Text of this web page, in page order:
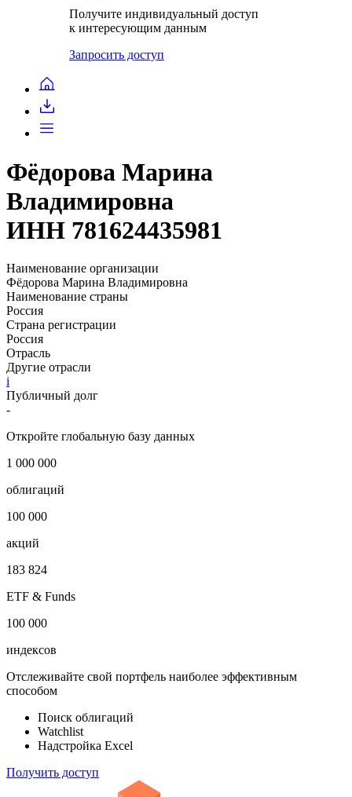
Получите индивидуальный доступ
к интересующим данным
Запросить доступ
Фёдорова Марина
Владимировна
ИНН 781624435981
Наименование организации
Фёдорова Марина Владимировна
Наименование страны
Россия
Страна регистрации
Россия
Отрасль
Другие отрасли
i
Публичный долг
-
Откройте глобальную базу данных
1 000 000
облигаций
100 000
акций
183 824
ETF & Funds
100 000
индексов
Отслеживайте свой портфель наиболее эффективным
способом
Поиск облигаций
Watchlist
Надстройка Excel
Получить доступ